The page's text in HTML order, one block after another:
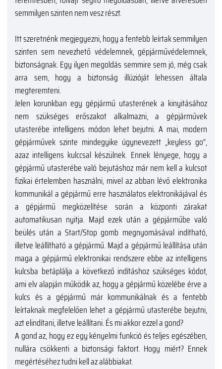
semmilyen szinten nem vesz részt.
Itt szeretnénk megjegyezni, hogy a fentebb leírtak semmilyen
szinten sem nevezhető védelemnek, gépjárművédelemnek,
biztonságnak. Egy ilyen megoldás semmire sem jó, még csak
arra sem, hogy a biztonság illúzióját lehessen általa
megteremteni.
Jelen korunkban egy gépjármű utasterének a kinyitásához
nem szükséges erőszakot alkalmazni, a gépjárművek
utasterébe intelligens módon lehet bejutni. A mai, modern
gépjárművek szinte mindegyike úgynevezett „keyless go”,
azaz intelligens kulccsal készülnek. Ennek lényege, hogy a
gépjármű utasterébe való bejutáshoz már nem kell a kulcsot
fizikai értelemben használni, mivel az abban lévő elektronika
kommunikál a gépjármű erre használatos elektronikájával és
a gépjármű megközelítése során a központi zárakat
automatikusan nyitja. Majd ezek után a gépjárműbe való
beülés után a Start/Stop gomb megnyomásával indítható,
illetve leállítható a gépjármű. Majd a gépjármű leállítása után
maga a gépjármű elektronikai rendszere ebbe az intelligens
kulcsba betáplálja a következő indításhoz szükséges kódot,
ami elv alapján működik az, hogy a gépjármű közelébe érve a
kulcs és a gépjármű már kommunikálnak és a fentebb
leírtaknak megfelelően lehet a gépjármű utasterébe bejutni,
azt elindítani, illetve leállítani. És mi akkor ezzel a gond?
A gond az, hogy ez egy kényelmi funkció és teljes egészében,
nullára csökkenti a biztonsági faktort. Hogy miért? Ennek
megértéséhez tudni kell az alábbiakat.